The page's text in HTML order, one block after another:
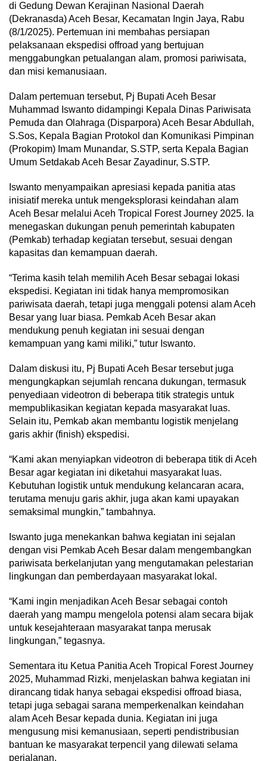
di Gedung Dewan Kerajinan Nasional Daerah
(Dekranasda) Aceh Besar, Kecamatan Ingin Jaya, Rabu
(8/1/2025). Pertemuan ini membahas persiapan
pelaksanaan ekspedisi offroad yang bertujuan
menggabungkan petualangan alam, promosi pariwisata,
dan misi kemanusiaan.
Dalam pertemuan tersebut, Pj Bupati Aceh Besar
Muhammad Iswanto didampingi Kepala Dinas Pariwisata
Pemuda dan Olahraga (Disparpora) Aceh Besar Abdullah,
S.Sos, Kepala Bagian Protokol dan Komunikasi Pimpinan
(Prokopim) Imam Munandar, S.STP, serta Kepala Bagian
Umum Setdakab Aceh Besar Zayadinur, S.STP.
Iswanto menyampaikan apresiasi kepada panitia atas
inisiatif mereka untuk mengeksplorasi keindahan alam
Aceh Besar melalui Aceh Tropical Forest Journey 2025. Ia
menegaskan dukungan penuh pemerintah kabupaten
(Pemkab) terhadap kegiatan tersebut, sesuai dengan
kapasitas dan kemampuan daerah.
“Terima kasih telah memilih Aceh Besar sebagai lokasi
ekspedisi. Kegiatan ini tidak hanya mempromosikan
pariwisata daerah, tetapi juga menggali potensi alam Aceh
Besar yang luar biasa. Pemkab Aceh Besar akan
mendukung penuh kegiatan ini sesuai dengan
kemampuan yang kami miliki,” tutur Iswanto.
Dalam diskusi itu, Pj Bupati Aceh Besar tersebut juga
mengungkapkan sejumlah rencana dukungan, termasuk
penyediaan videotron di beberapa titik strategis untuk
mempublikasikan kegiatan kepada masyarakat luas.
Selain itu, Pemkab akan membantu logistik menjelang
garis akhir (finish) ekspedisi.
“Kami akan menyiapkan videotron di beberapa titik di Aceh
Besar agar kegiatan ini diketahui masyarakat luas.
Kebutuhan logistik untuk mendukung kelancaran acara,
terutama menuju garis akhir, juga akan kami upayakan
semaksimal mungkin,” tambahnya.
Iswanto juga menekankan bahwa kegiatan ini sejalan
dengan visi Pemkab Aceh Besar dalam mengembangkan
pariwisata berkelanjutan yang mengutamakan pelestarian
lingkungan dan pemberdayaan masyarakat lokal.
“Kami ingin menjadikan Aceh Besar sebagai contoh
daerah yang mampu mengelola potensi alam secara bijak
untuk kesejahteraan masyarakat tanpa merusak
lingkungan,” tegasnya.
Sementara itu Ketua Panitia Aceh Tropical Forest Journey
2025, Muhammad Rizki, menjelaskan bahwa kegiatan ini
dirancang tidak hanya sebagai ekspedisi offroad biasa,
tetapi juga sebagai sarana memperkenalkan keindahan
alam Aceh Besar kepada dunia. Kegiatan ini juga
mengusung misi kemanusiaan, seperti pendistribusian
bantuan ke masyarakat terpencil yang dilewati selama
perjalanan.